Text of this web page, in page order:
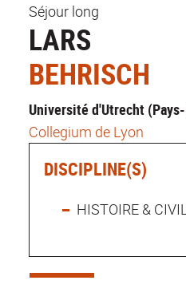
Séjour long
LARS
BEHRISCH
Université d'Utrecht
Collegium de Lyon
DISCIPLINE(S)
HISTOIRE &